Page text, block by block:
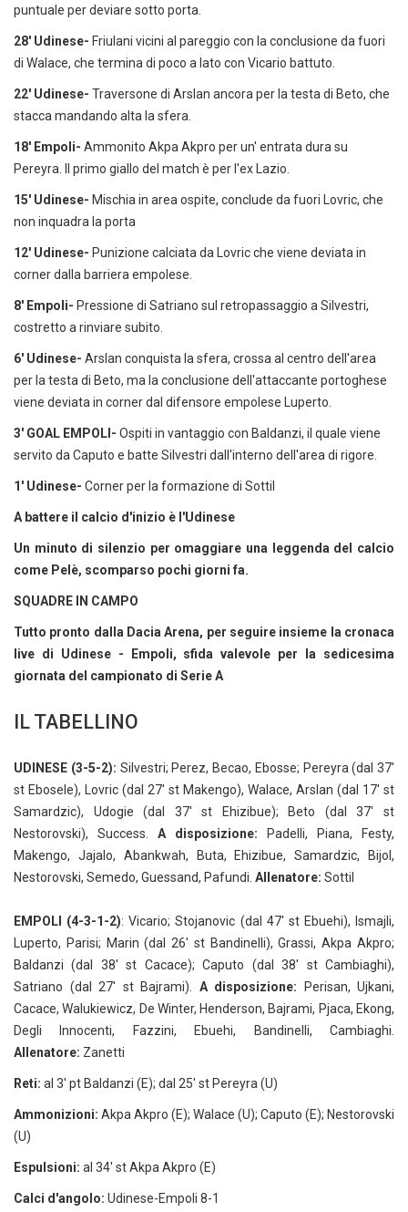
puntuale per deviare sotto porta.
28' Udinese- Friulani vicini al pareggio con la conclusione da fuori
di Walace, che termina di poco a lato con Vicario battuto.
22' Udinese- Traversone di Arslan ancora per la testa di Beto, che
stacca mandando alta la sfera.
18' Empoli- Ammonito Akpa Akpro per un' entrata dura su
Pereyra. Il primo giallo del match è per l'ex Lazio.
15' Udinese- Mischia in area ospite, conclude da fuori Lovric, che
non inquadra la porta
12' Udinese- Punizione calciata da Lovric che viene deviata in
corner dalla barriera empolese.
8' Empoli- Pressione di Satriano sul retropassaggio a Silvestri,
costretto a rinviare subito.
6' Udinese- Arslan conquista la sfera, crossa al centro dell'area
per la testa di Beto, ma la conclusione dell'attaccante portoghese
viene deviata in corner dal difensore empolese Luperto.
3' GOAL EMPOLI- Ospiti in vantaggio con Baldanzi, il quale viene
servito da Caputo e batte Silvestri dall'interno dell'area di rigore.
1' Udinese- Corner per la formazione di Sottil
A battere il calcio d'inizio è l'Udinese
Un minuto di silenzio per omaggiare una leggenda del calcio
come Pelè, scomparso pochi giorni fa.
SQUADRE IN CAMPO
Tutto pronto dalla Dacia Arena, per seguire insieme la cronaca
live di Udinese - Empoli, sfida valevole per la sedicesima
giornata del campionato di Serie A
IL TABELLINO
UDINESE (3-5-2): Silvestri; Perez, Becao, Ebosse; Pereyra (dal 37'
st Ebosele), Lovric (dal 27' st Makengo), Walace, Arslan (dal 17' st
Samardzic), Udogie (dal 37' st Ehizibue); Beto (dal 37' st
Nestorovski), Success. A disposizione: Padelli, Piana, Festy,
Makengo, Jajalo, Abankwah, Buta, Ehizibue, Samardzic, Bijol,
Nestorovski, Semedo, Guessand, Pafundi. Allenatore: Sottil
EMPOLI (4-3-1-2): Vicario; Stojanovic (dal 47' st Ebuehi), Ismajli,
Luperto, Parisi; Marin (dal 26' st Bandinelli), Grassi, Akpa Akpro;
Baldanzi (dal 38' st Cacace); Caputo (dal 38' st Cambiaghi),
Satriano (dal 27' st Bajrami). A disposizione:
Perisan, Ujkani,
Cacace, Walukiewicz, De Winter, Henderson, Bajrami, Pjaca, Ekong,
Degli Innocenti, Fazzini, Ebuehi, Bandinelli, Cambiaghi.
Allenatore: Zanetti
Reti: al 3' pt Baldanzi (E); dal 25' st Pereyra (U)
Ammonizioni: Akpa Akpro (E); Walace (U); Caputo (E); Nestorovski
(U)
Espulsioni: al 34' st Akpa Akpro (E)
Calci d'angolo: Udinese-Empoli 8-1